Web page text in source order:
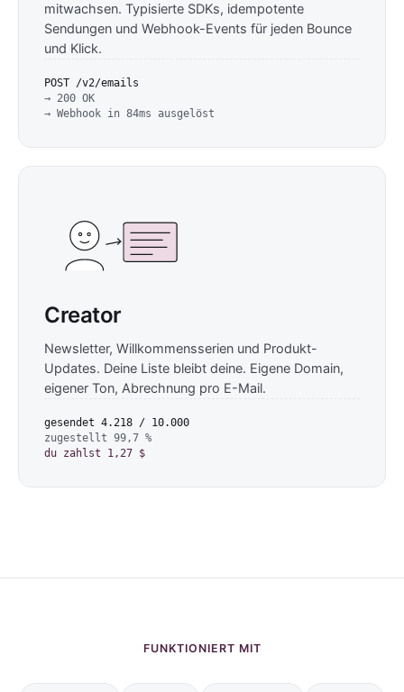
mitwachsen. Typisierte SDKs, idempotente
Sendungen und Webhook-Events für jeden Bounce
und Klick.
POST /v2/emails
→ 200 OK
→ Webhook in 84ms ausgelöst
Creator
Newsletter, Willkommensserien und Produkt-
Updates. Deine Liste bleibt deine. Eigene Domain,
eigener Ton, Abrechnung pro E-Mail.
gesendet 4.218 / 10.000
zugestellt 99,7 %
du zahlst 1,27 $
FUNKTIONIERT MIT